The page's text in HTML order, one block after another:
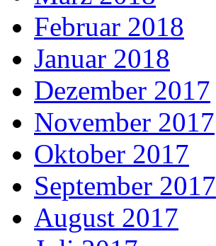
Februar 2018
Januar 2018
Dezember 2017
November 2017
Oktober 2017
September 2017
August 2017